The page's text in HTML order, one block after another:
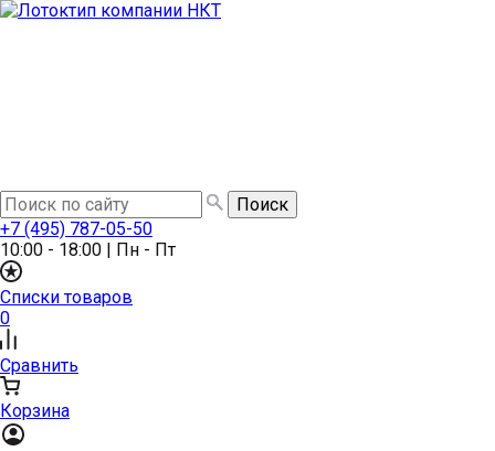
+7 (495) 787-05-50
10:00 - 18:00 | Пн - Пт
Списки товаров
0
Сравнить
Корзина